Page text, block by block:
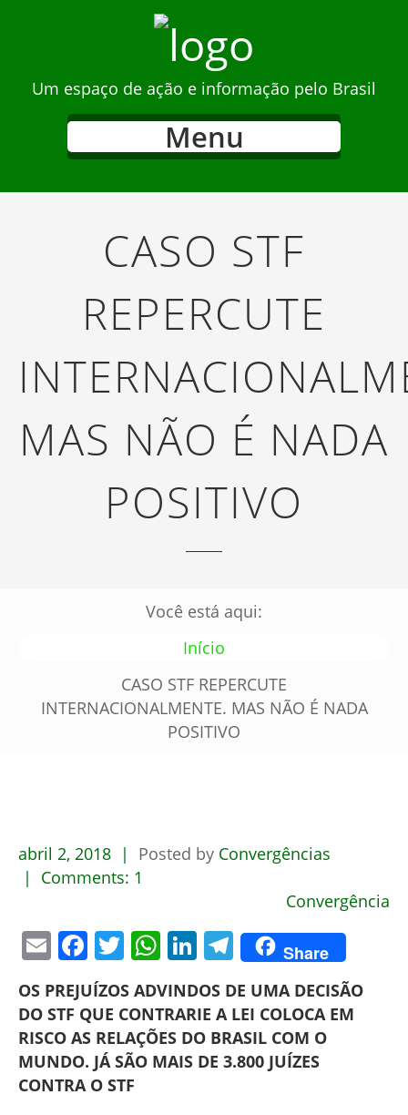
Um espaço de ação e informação pelo Brasil
Menu
CASO STF
REPERCUTE
MAS NÃO É NADA
POSITIVO
Você está aqui:
Início
CASO STF REPERCUTE
INTERNACIONALMENTE. MAS NÃO É NADA
POSITIVO
abril 2, 2018 Posted by Convergências
Comments: 1
Convergência
EmailFacebook
Twitter
WhatsApp
LinkedIn
Telegram
Share
OS PREJUÍZOS ADVINDOS DE UMA DECISÃO
DO STF QUE CONTRARIE A LEI COLOCA EM
RISCO AS RELAÇÕES DO BRASIL COM O
MUNDO. JÁ SÃO MAIS DE 3.800 JUÍZES
CONTRA O STF